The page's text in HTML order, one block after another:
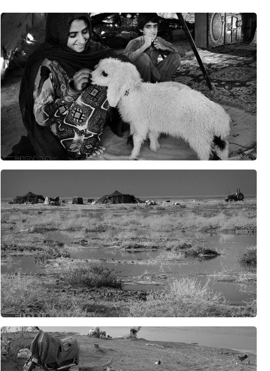
ویدیوگرافیک/فلسطین؛ یک کلام از بحر تا نهر
پزشکیان: مصلحتی بالاتر از وحدت و انسجام نیست/ تاکید بر نقش خبرنگاران در ایجاد
فضای همدلی
عملیات مارب؛ ابتکارعمل مجدد انصارالله و تحکیم معادله بازدارندگی در برابر ریاض
کدام فرضیات واشنگتن درباره جنگ با ایران اشتباه از آب درآمد
سی‌ان‌ان: ارتش آمریکا در پی راهی برای خروج از جنگ با ایران است